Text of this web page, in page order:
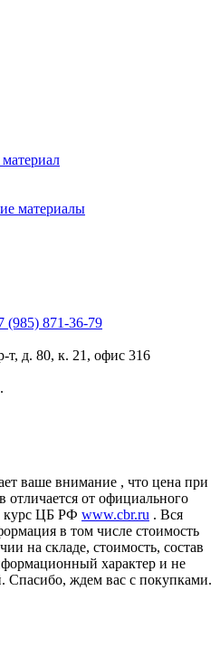
материалы
(985) 871-36-79
т, д. 80, к. 21, офис 316
ваше внимание , что цена при
отличается от официального
курс ЦБ РФ www.cbr.ru . Вся
в том числе стоимость
на складе, стоимость, состав
характер и не
Спасибо, ждем вас с покупками.